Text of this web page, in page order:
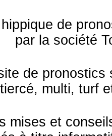
de
par la société
de pronostics
multi, turf
mises et